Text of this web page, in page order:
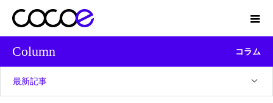
Column コラム
最新記事